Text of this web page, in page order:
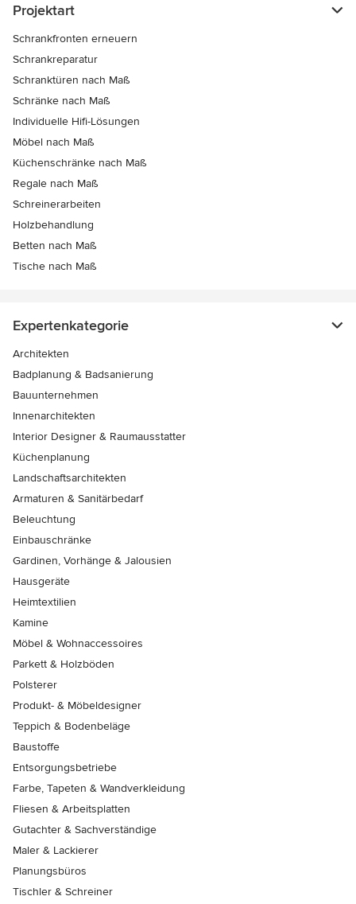
Projektart
Schrankfronten erneuern
Schrankreparatur
Schranktüren nach Maß
Schränke nach Maß
Individuelle Hifi-Lösungen
Möbel nach Maß
Küchenschränke nach Maß
Regale nach Maß
Schreinerarbeiten
Holzbehandlung
Betten nach Maß
Tische nach Maß
Expertenkategorie
Architekten
Badplanung & Badsanierung
Bauunternehmen
Innenarchitekten
Interior Designer & Raumausstatter
Küchenplanung
Landschaftsarchitekten
Armaturen & Sanitärbedarf
Beleuchtung
Einbauschränke
Gardinen, Vorhänge & Jalousien
Hausgeräte
Heimtextilien
Kamine
Möbel & Wohnaccessoires
Parkett & Holzböden
Polsterer
Produkt- & Möbeldesigner
Teppich & Bodenbeläge
Baustoffe
Entsorgungsbetriebe
Farbe, Tapeten & Wandverkleidung
Fliesen & Arbeitsplatten
Gutachter & Sachverständige
Maler & Lackierer
Planungsbüros
Tischler & Schreiner